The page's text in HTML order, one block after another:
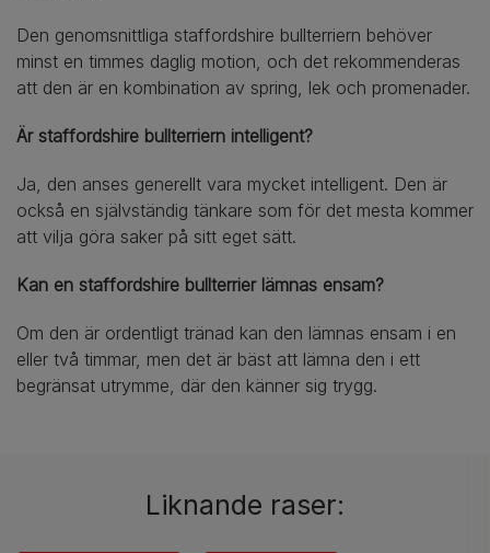
Den genomsnittliga staffordshire bullterriern behöver
minst en timmes daglig motion, och det rekommenderas
att den är en kombination av spring, lek och promenader.
Är staffordshire bullterriern intelligent?
Ja, den anses generellt vara mycket intelligent. Den är
också en självständig tänkare som för det mesta kommer
att vilja göra saker på sitt eget sätt.
Kan en staffordshire bullterrier lämnas ensam?
Om den är ordentligt tränad kan den lämnas ensam i en
eller två timmar, men det är bäst att lämna den i ett
begränsat utrymme, där den känner sig trygg.
Liknande raser: